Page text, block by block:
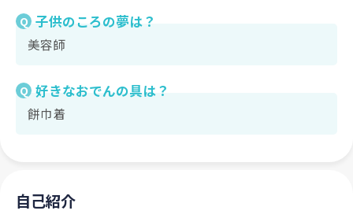
Q 子供のころの夢は？
美容師
Q 好きなおでんの具は？
餅巾着
自己紹介